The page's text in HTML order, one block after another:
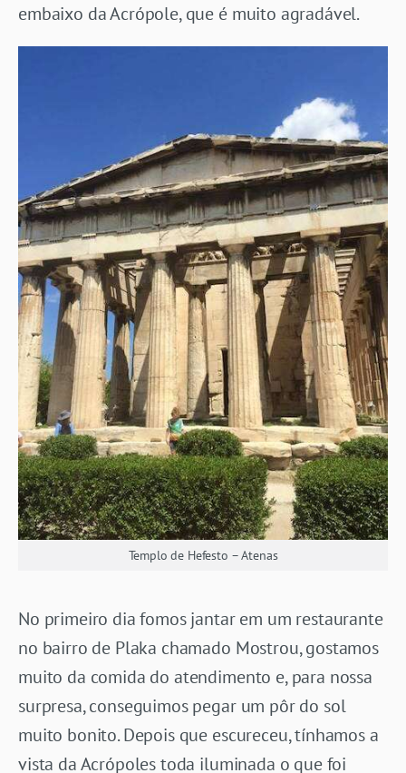
embaixo da Acrópole, que é muito agradável.
Templo de Hefesto – Atenas
No primeiro dia fomos jantar em um restaurante
no bairro de Plaka chamado Mostrou, gostamos
muito da comida do atendimento e, para nossa
surpresa, conseguimos pegar um pôr do sol
muito bonito. Depois que escureceu, tínhamos a
vista da Acrópoles toda iluminada o que foi